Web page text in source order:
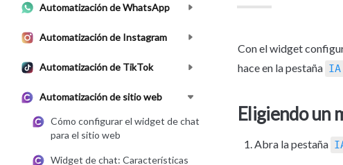
Automatización de WhatsApp
Automatización de Instagram
Automatización de TikTok
Automatización de sitio web
Cómo configurar el widget de chat
para el sitio web
Widget de chat: Características
Con el widget
hace en la pestaña
Eligiendo un
Abra la pestaña